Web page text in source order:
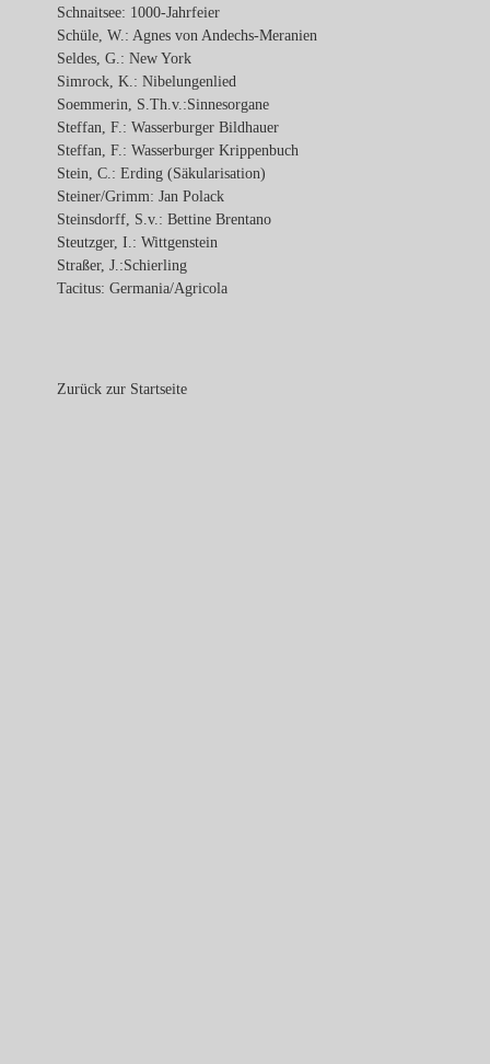
Schnaitsee: 1000-Jahrfeier
Schüle, W.: Agnes von Andechs-Meranien
Seldes, G.: New York
Simrock, K.: Nibelungenlied
Soemmerin, S.Th.v.:Sinnesorgane
Steffan, F.: Wasserburger Bildhauer
Steffan, F.: Wasserburger Krippenbuch
Stein, C.: Erding (Säkularisation)
Steiner/Grimm: Jan Polack
Steinsdorff, S.v.: Bettine Brentano
Steutzger, I.: Wittgenstein
Straßer, J.:Schierling
Tacitus: Germania/Agricola
Zurück zur Startseite